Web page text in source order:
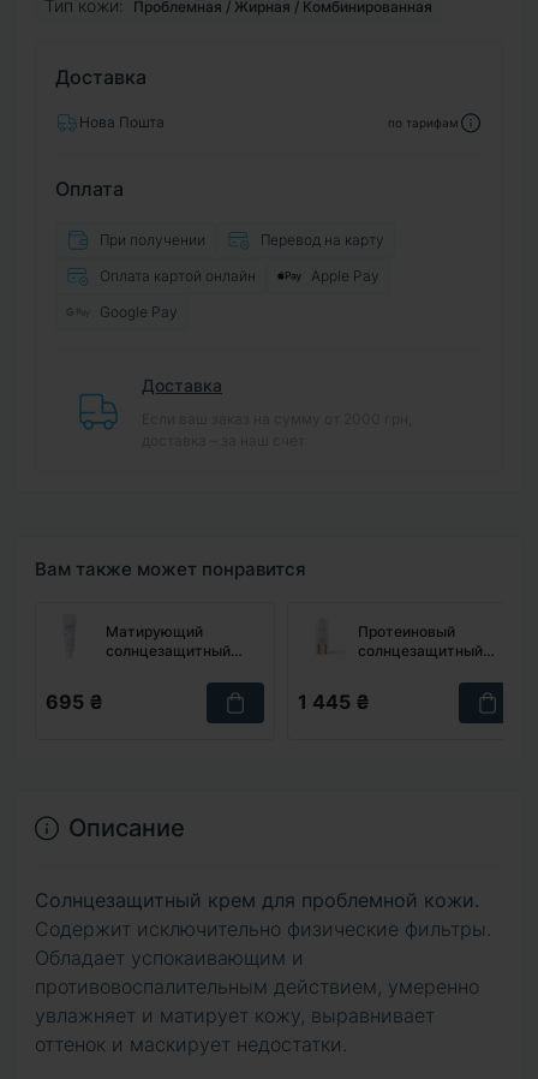
Тип кожи: Проблемная / Жирная / Комбинированная
Доставка
Нова Пошта по тарифам
Оплата
При получении
Перевод на карту
Оплата картой онлайн
Apple Pay
Google Pay
Доставка
Вам также может понравится
Матирующий
солнцезащитный
FACTORY No-Sebum
Calming Sun Cream,
695 ₴
Протеиновый
солнцезащитный
Moisture Sun Cream,
30 мл
1 445 ₴
Описание
Солнцезащитный крем для проблемной кожи.
Содержит исключительно физические фильтры.
Обладает успокаивающим и
противовоспалительным действием, умеренно
увлажняет и матирует кожу, выравнивает
оттенок и маскирует недостатки.